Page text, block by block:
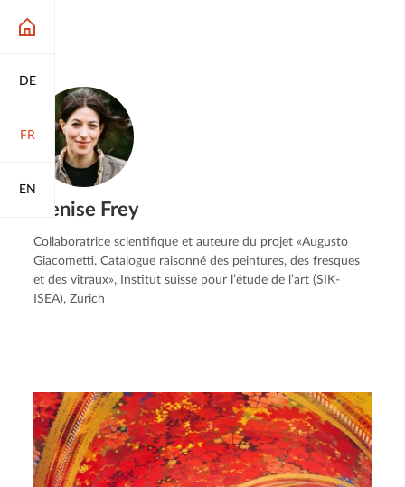
DE
FR
EN
Denise Frey
Collaboratrice scientifique et auteure du projet «Augusto
Giacometti. Catalogue raisonné des peintures, des fresques
et des vitraux», Institut suisse pour l’étude de l’art (SIK-
ISEA), Zurich